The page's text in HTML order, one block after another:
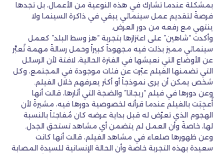
بمشكلة عندما تشارك في هذه النوعية من الأعمال، بل تجدها
فرصةً لتقديم عمل سينمائي يبقي في ذاكرة السينما ولا
ينتهي مع رفعه من دور العرض.
وأكدت “شاهين” على اعتزازها بتجربة “هز وسط البلد” كعمل
سينمائي مميز بذلت فيه مجهوداً كبيراً وحمل رسالةً مهمة تُعبِّر
عن الأوضاع التي نعيشها في الفترة الحالية، لافتة لأن الرسائل
التي تضمنها الفيلم عبّرت عن فئات موجودة في المجتمع، وكل
شخص يمكن أن يرى نموذجاً أو أكثر يعرفهم خلال الفيلم.
وعن دورها في فيلم “ريجاتا” والضجة التي أثارها، قالت أنها
أُعجِبَت بالفيلم عندما قرأته لخصوصية دورها فيه، مشيرةً لأن
الهجوم الذي تعرّض له قبل بداية عرضه كان مُفاجئاً بالنسبة
لها، خاصةً وأن العمل لم يتضمن أي مشاهد تستحق الجدل.
وعن ظهورها صلعاء في مشاهد الفيلم، قالت أنها كانت
سعيدة بهذه التجربة خاصة وأن الحالة الإنسانية للسيدة المصابة